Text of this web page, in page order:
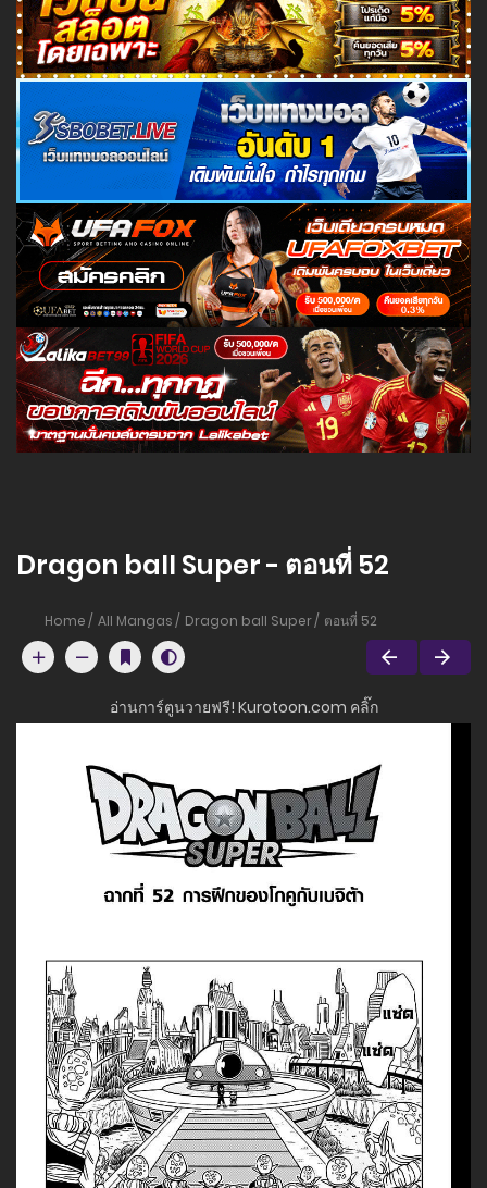
Dragon ball Super - ตอนที่ 52
Home All Mangas Dragon ball Super ตอนที่ 52
อ่านการ์ตูนวายฟรี! Kurotoon.com คลิ๊ก